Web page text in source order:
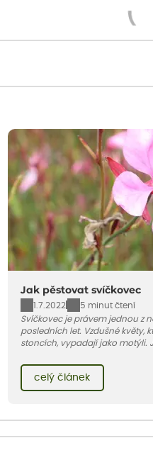
Jak pěstovat svíčkovec
1.7.2022
5 minut čtení
Svíčkovec je právem jednou z
posledních let. Vzdušné květy,
stoncích, vypadají jako motýli.
podzimu. Vybírat si můžete z
růžových kultivarů.
celý článek